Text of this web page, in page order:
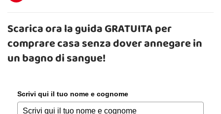
Scarica ora la guida GRATUITA per
comprare casa senza dover annegare in
un bagno di sangue!
Scrivi qui il tuo nome e cognome